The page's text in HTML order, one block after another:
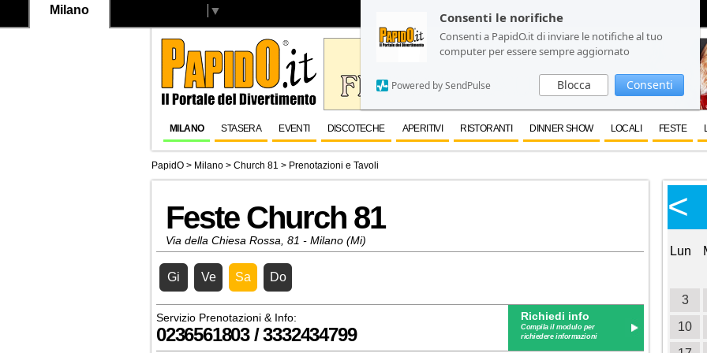
Consenti le norifiche
Consenti a PapidO.it di inviare le notifiche al tuo
computer per essere sempre aggiornato
Blocca Consenti
Powered by SendPulse
Consenti le norifiche
Consenti a PapidO.it di inviare le notifiche al tuo
computer per essere sempre aggiornato
Blocca Consenti
Powered by SendPulse
Milano ▼
MILANO STASERA EVENTI DISCOTECHE APERITIVI RISTORANTI DINNER SHOW LOCALI FESTE
PapidO > Milano > Church 81 > Prenotazioni e Tavoli
Feste Church 81
Via della Chiesa Rossa, 81 - Milano (Mi)
Gi Ve Sa Do
Servizio Prenotazioni & Info:
0236561803 / 3332434799
Richiedi info
Compila il modulo per
richiedere informazioni
Lun Mar Mer Gio Ven Sab
Dom
14 15 16
<
Lun
3
10